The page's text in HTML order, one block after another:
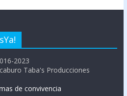
2023
Taba's Producciones
de convivencia